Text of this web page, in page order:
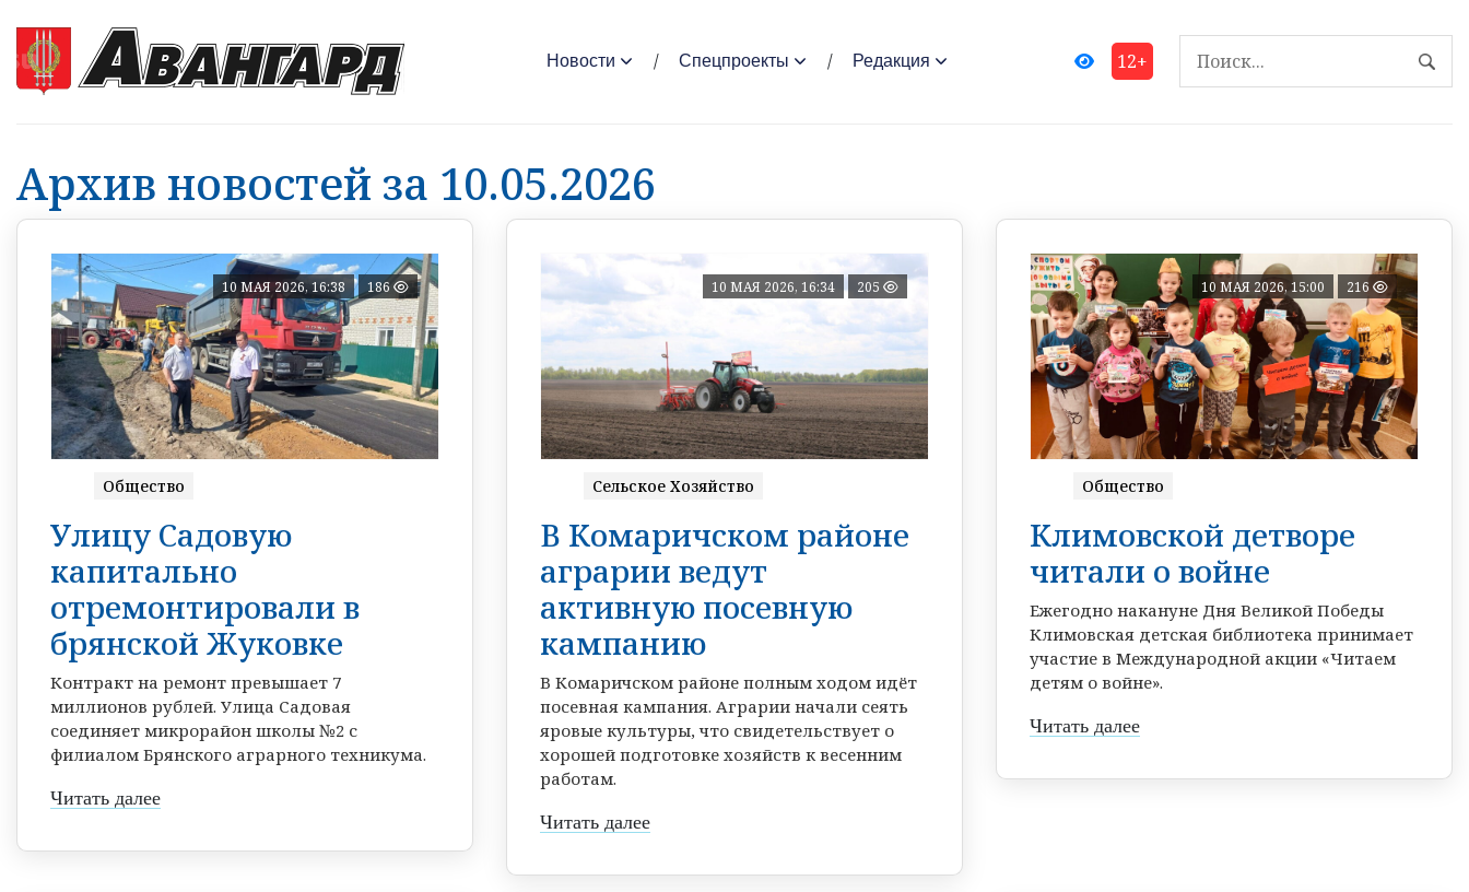
Новости Спецпроекты Редакция 12+
Архив новостей за 10.05.2026
10 МАЯ 2026, 16:38 186
Общество
Улицу Садовую
капитально
отремонтировали в
брянской Жуковке
Контракт на ремонт превышает 7
миллионов рублей. Улица Садовая
соединяет микрорайон школы №2 с
филиалом Брянского аграрного техникума.
Читать далее
10 МАЯ 2026, 16:34 205
Сельское Хозяйство
В Комаричском районе
аграрии ведут
активную посевную
кампанию
В Комаричском районе полным ходом идёт
посевная кампания. Аграрии начали сеять
яровые культуры, что свидетельствует о
хорошей подготовке хозяйств к весенним
работам.
Читать далее
10 МАЯ 2026, 15:00 216
Общество
Климовской детворе
читали о войне
Ежегодно накануне Дня Великой Победы
Климовская детская библиотека принимает
участие в Международной акции «Читаем
детям о войне».
Читать далее